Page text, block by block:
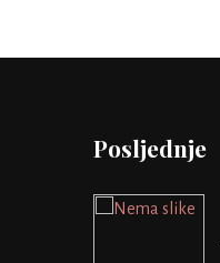
Posljednje